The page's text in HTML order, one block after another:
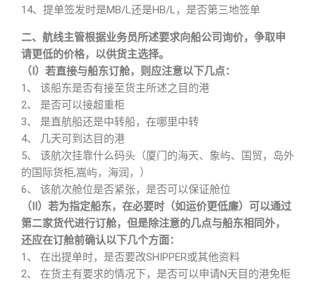
14、提单签发时是MB/L还是HB/L，是否第三地签单
二、航线主管根据业务员所述要求向船公司询价，争取申
请更低的价格，以供货主选择。
（Ⅰ）若直接与船东订舱，则应注意以下几点：
1、 该船东是否有接至货主所述之目的港
2、 是否可以接超重柜
3、 是直航船还是中转船，在哪里中转
4、 几天可到达目的港
5、 该航次挂靠什么码头（厦门的海天、象屿、国贸，岛外
的国际货柜,嵩屿，海润，）
6、 该航次舱位是否紧张，是否可以保证舱位
（Ⅱ）若为指定船东，在必要时（如运价更低廉）可以通过
第二家货代进行订舱，但是除注意的几点与船东相同外，
还应在订舱前确认以下几个方面：
1、 在出提单时，是否要改SHIPPER或其他资料
2、 在货主有要求的情况下，是否可以申请N天目的港免柜